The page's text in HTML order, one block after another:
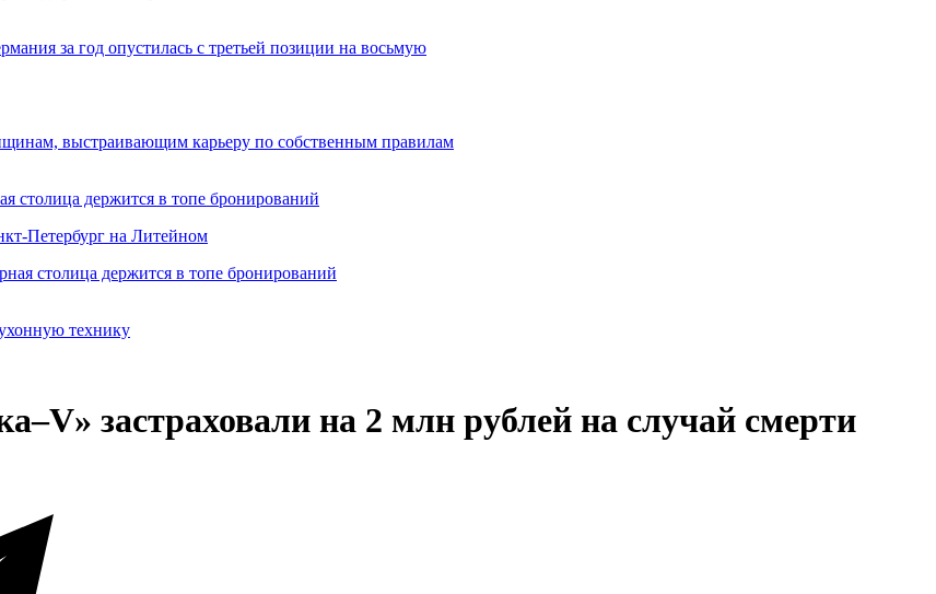
за год опустилась с третьей позиции на восьмую
выстраивающим карьеру по собственным правилам
столица держится в топе бронирований
Петербург на Литейном
технику
застраховали на 2 млн рублей на случай смерти